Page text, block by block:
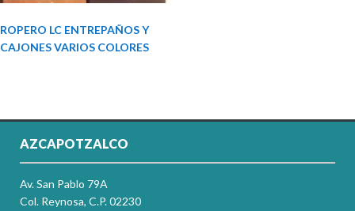
ROPERO LC ENTREPAÑOS Y
CAJONES VARIOS COLORES
AZCAPOTZALCO
Av. San Pablo 79A
Col. Reynosa, C.P. 02230